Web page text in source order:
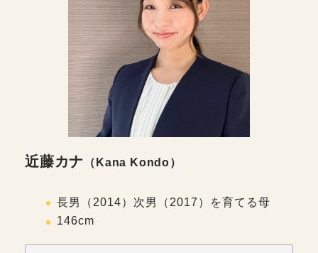
近藤カナ （ Kana Kondo）
長男（2014）次男（2017）を育てる母
146cm